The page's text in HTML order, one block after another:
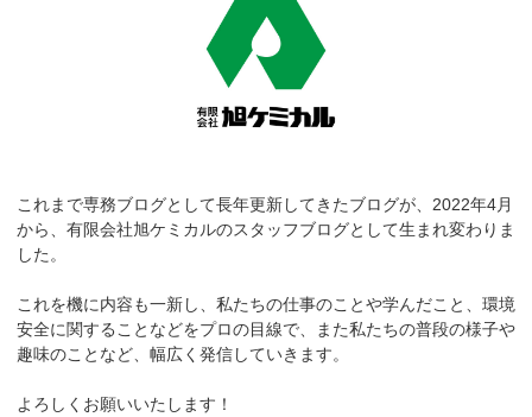
これまで専務ブログとして長年更新してきたブログが、2022年4月
から、有限会社旭ケミカルのスタッフブログとして生まれ変わりま
した。
これを機に内容も一新し、私たちの仕事のことや学んだこと、環境
安全に関することなどをプロの目線で、また私たちの普段の様子や
趣味のことなど、幅広く発信していきます。
よろしくお願いいたします！